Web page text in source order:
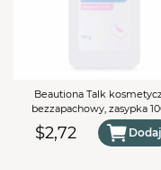
Beautiona Talk
bezzapachowy, zasypka
$2,72 Dodaj